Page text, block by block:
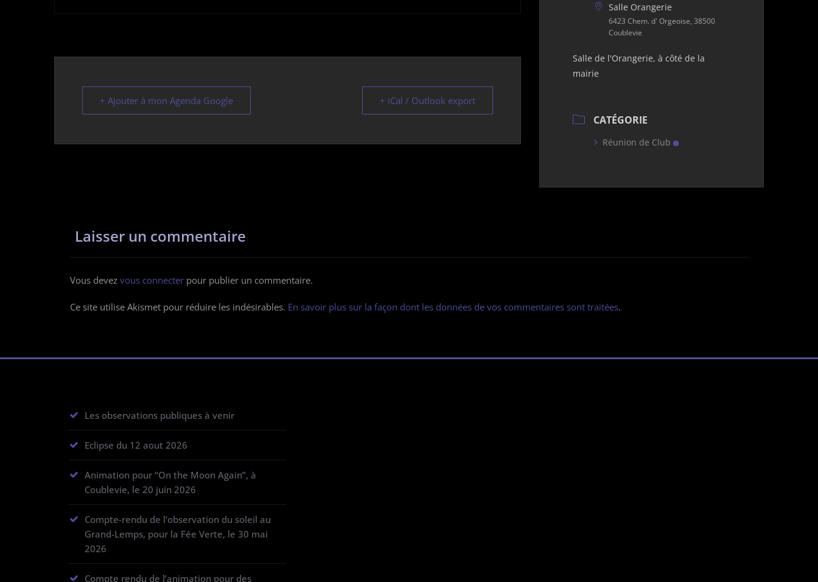
+ Ajouter à mon Agenda Google + iCal / Outlook export
Salle Orangerie
6423 Chem. d' Orgeoise, 38500
Coublevie
Salle de l'Orangerie, à côté de la
mairie
CATÉGORIE
Réunion de Club
Laisser un commentaire
Vous devez vous connecter pour publier un commentaire.
Ce site utilise Akismet pour réduire les indésirables. En savoir plus sur la façon dont les données de vos commentaires sont traitées.
Les observations publiques à venir
Eclipse du 12 aout 2026
Animation pour “On the Moon Again”, à
Coublevie, le 20 juin 2026
Compte-rendu de l’observation du soleil au
Grand-Lemps, pour la Fée Verte, le 30 mai
2026
Compte rendu de l’animation pour des